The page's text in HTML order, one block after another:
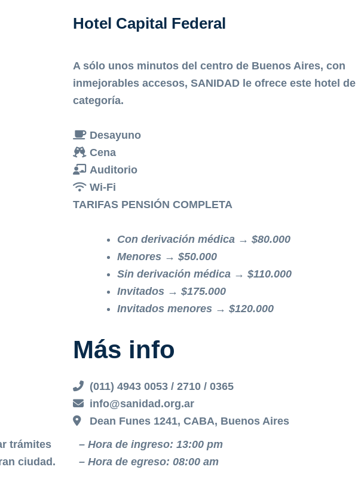
Hotel Capital Federal
A sólo unos minutos del centro de Buenos Aires, con
inmejorables accesos, SANIDAD le ofrece este hotel
categoría.
Desayuno
Cena
Auditorio
Wi-Fi
TARIFAS PENSIÓN COMPLETA
Con derivación médica → $80.000
Menores → $50.000
Sin derivación médica → $110.000
Invitados → $175.000
Invitados menores → $120.000
Más info
(011) 4943 0053 / 2710 / 0365
info@sanidad.org.ar
Dean Funes 1241, CABA, Buenos Aires
trámites
ciudad.
– Hora de ingreso: 13:00 pm
– Hora de egreso: 08:00 am